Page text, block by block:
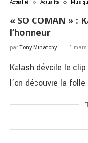
Actualité Actualité
« SO COMAN » :
l’honneur
par Tony Minatchy 1 mars
Kalash dévoile le clip
l’on découvre la